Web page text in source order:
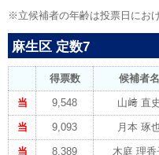
※立候補者の年齢は投票日にお
麻生区 定数7
得票数 候補者名
当 9,548 山﨑 直史
当 9,093 月本 琢
当 8,389 木庭 理香